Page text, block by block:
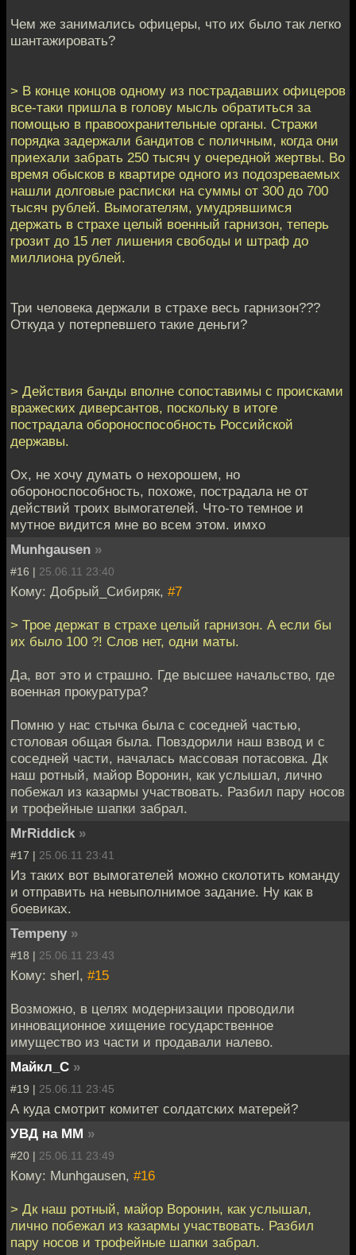
Чем же занимались офицеры, что их было так легко
шантажировать?
> В конце концов одному из пострадавших офицеров
все-таки пришла в голову мысль обратиться за
помощью в правоохранительные органы. Стражи
порядка задержали бандитов с поличным, когда они
приехали забрать 250 тысяч у очередной жертвы. Во
время обысков в квартире одного из подозреваемых
нашли долговые расписки на суммы от 300 до 700
тысяч рублей. Вымогателям, умудрявшимся
держать в страхе целый военный гарнизон, теперь
грозит до 15 лет лишения свободы и штраф до
миллиона рублей.
Три человека держали в страхе весь гарнизон???
Откуда у потерпевшего такие деньги?
> Действия банды вполне сопоставимы с происками
вражеских диверсантов, поскольку в итоге
пострадала обороноспособность Российской
державы.
Ох, не хочу думать о нехорошем, но
обороноспособность, похоже, пострадала не от
действий троих вымогателей. Что-то темное и
мутное видится мне во всем этом. имхо
Munhgausen »
#16 | 25.06.11 23:40
Кому: Добрый_Сибиряк, #7
> Трое держат в страхе целый гарнизон. А если бы
их было 100 ?! Слов нет, одни маты.
Да, вот это и страшно. Где высшее начальство, где
военная прокуратура?
Помню у нас стычка была с соседней частью,
столовая общая была. Повздорили наш взвод и с
соседней части, началась массовая потасовка. Дк
наш ротный, майор Воронин, как услышал, лично
побежал из казармы участвовать. Разбил пару носов
и трофейные шапки забрал.
MrRiddick »
#17 | 25.06.11 23:41
Из таких вот вымогателей можно сколотить команду
и отправить на невыполнимое задание. Ну как в
боевиках.
Tempeny »
#18 | 25.06.11 23:43
Кому: sherl, #15
Возможно, в целях модернизации проводили
инновационное хищение государственное
имущество из части и продавали налево.
Майкл_С »
#19 | 25.06.11 23:45
А куда смотрит комитет солдатских матерей?
УВД на ММ »
#20 | 25.06.11 23:49
Кому: Munhgausen, #16
> Дк наш ротный, майор Воронин, как услышал,
лично побежал из казармы участвовать. Разбил
пару носов и трофейные шапки забрал.